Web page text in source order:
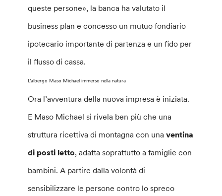
queste persone», la banca ha valutato il
business plan e concesso un mutuo fondiario
ipotecario importante di partenza e un fido per
il flusso di cassa.
L’albergo Maso Michael immerso nella natura
Ora l’avventura della nuova impresa è iniziata.
E Maso Michael si rivela ben più che una
struttura ricettiva di montagna con unaventina
di posti letto, adatta soprattutto a famiglie con
bambini. A partire dalla volontà di
sensibilizzare le persone contro lo spreco